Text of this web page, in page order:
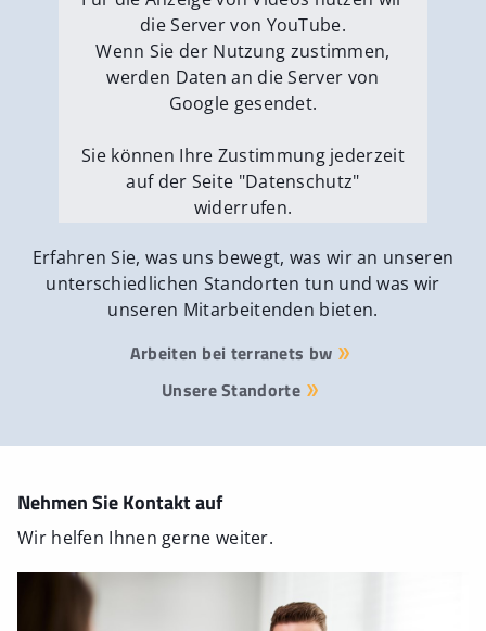
die Server von YouTube.
Wenn Sie der Nutzung zustimmen,
werden Daten an die Server von
Google gesendet.
Sie können Ihre Zustimmung jederzeit
auf der Seite "Datenschutz"
widerrufen.
Externe Medien erlauben
Erfahren Sie, was uns bewegt, was wir an unseren
unterschiedlichen Standorten tun und was wir
unseren Mitarbeitenden bieten.
Arbeiten bei terranets bw
Unsere Standorte
Nehmen Sie Kontakt auf
Wir helfen Ihnen gerne weiter.